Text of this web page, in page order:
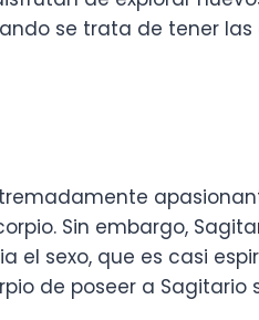
se trata de tener
Sin embargo,
el sexo, que es casi
de poseer a